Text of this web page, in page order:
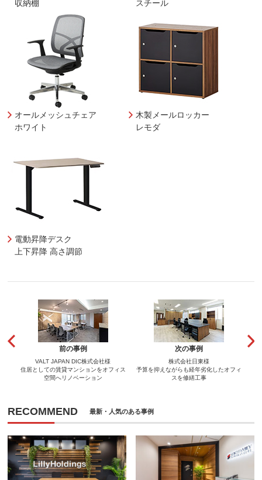
収納棚
スチール
オールメッシュチェア
ホワイト
木製メールロッカー
レモダ
電動昇降デスク
上下昇降 高さ調節
前の事例
VALT JAPAN DIC株式会社様
住居としての賃貸マンションをオフィス
空間へリノベーション
次の事例
株式会社日東様
予算を抑えながらも経年劣化したオフィ
スを修繕工事
RECOMMEND 最新・人気のある事例